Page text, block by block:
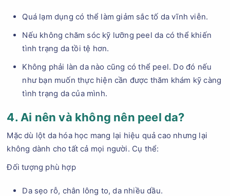
Quá lạm dụng có thể làm giảm sắc tố da vĩnh viễn.
Nếu không chăm sóc kỹ lưỡng peel da có thể khiến
tình trạng da tồi tệ hơn.
Không phải làn da nào cũng có thể peel. Do đó nếu
như bạn muốn thực hiện cần được thăm khám kỹ càng
tình trạng da của mình.
4. Ai nên và không nên peel da?
Mặc dù lột da hóa học mang lại hiệu quả cao nhưng lại
không dành cho tất cả mọi người. Cụ thể:
Đối tượng phù hợp
Da sẹo rỗ, chân lông to, da nhiều dầu.